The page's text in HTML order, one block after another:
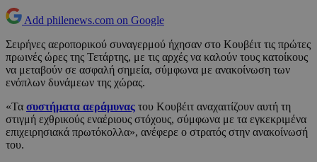
Add philenews.com on Google
Σειρήνες αεροπορικού συναγερμού ήχησαν στο Κουβέιτ τις πρώτες
πρωινές ώρες της Τετάρτης, με τις αρχές να καλούν τους κατοίκους
να μεταβούν σε ασφαλή σημεία, σύμφωνα με ανακοίνωση των
ενόπλων δυνάμεων της χώρας.
«Τα συστήματα αεράμυνας του Κουβέιτ αναχαιτίζουν αυτή τη
στιγμή εχθρικούς εναέριους στόχους, σύμφωνα με τα εγκεκριμένα
επιχειρησιακά πρωτόκολλα», ανέφερε ο στρατός στην ανακοίνωσή
του.